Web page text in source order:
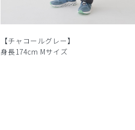
【チャコールグレー】
身長174cm Mサイズ